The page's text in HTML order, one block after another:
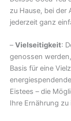
zu Hause, bei der
jederzeit ganz
–Vielseitigkeit:
genossen
Basis für eine
Eistees – die
Ihre Ernährung